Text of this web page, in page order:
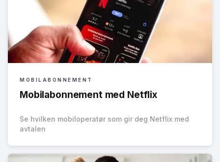
MOBILABONNEMENT
Mobilabonnement med Netflix
Se hvilken mobiloperatør som gir deg Netflix med
avtalen